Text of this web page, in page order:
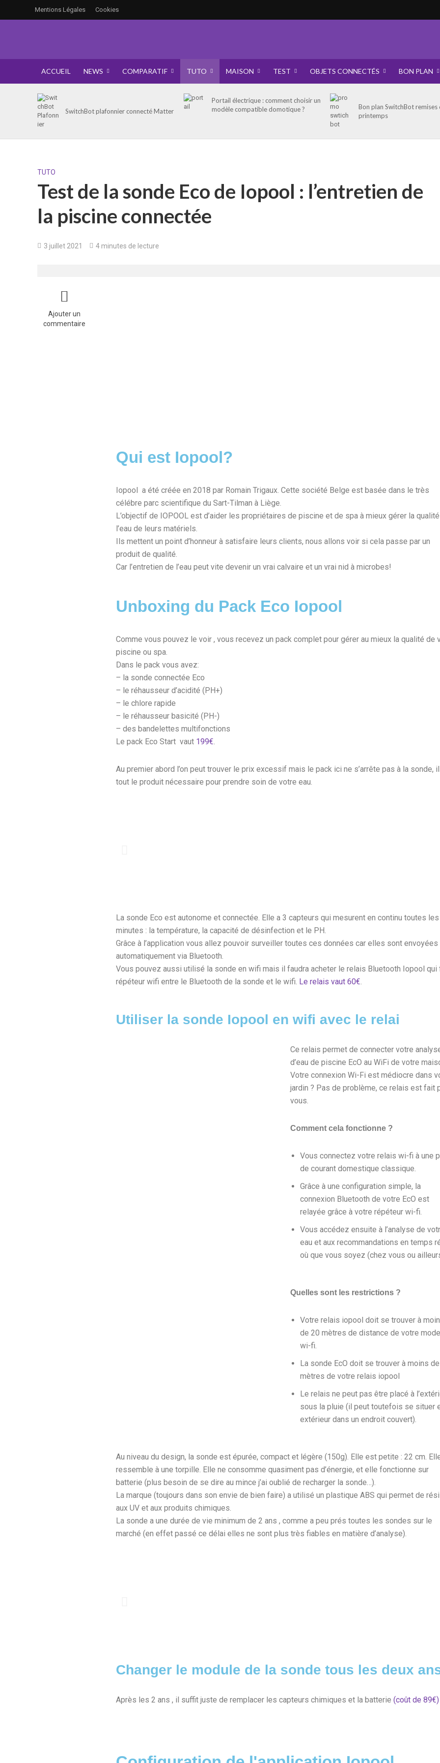
Mentions Légales Cookies
ACCUEIL NEWS COMPARATIF TUTO MAISON TEST OBJETS CONNECTÉS BON PLAN
SwitchBot plafonnier connecté Matter
Portail électrique : comment choisir un
modèle compatible domotique ?
Bon plan SwitchBot remises
printemps
TUTO
Test de la sonde Eco de Iopool : l’entretien de
la piscine connectée
3 juillet 2021 4 minutes de lecture
Ajouter un
commentaire
Qui est Iopool?
Iopool a été créée en 2018 par Romain Trigaux. Cette société Belge est basée dans le très
célébre parc scientifique du Sart-Tilman à Liège.
L’objectif de IOPOOL est d’aider les propriétaires de piscine et de spa à mieux gérer la
l’eau de leurs matériels.
Ils mettent un point d’honneur à satisfaire leurs clients, nous allons voir si cela passe par un
produit de qualité.
Car l’entretien de l’eau peut vite devenir un vrai calvaire et un vrai nid à microbes!
Unboxing du Pack Eco Iopool
Comme vous pouvez le voir , vous recevez un pack complet pour gérer au mieux la qualité de
piscine ou spa.
Dans le pack vous avez:
– la sonde connectée Eco
– le réhausseur d’acidité (PH+)
– le chlore rapide
– le réhausseur basicité (PH-)
– des bandelettes multifonctions
Le pack Eco Start vaut 199€
Au premier abord l’on peut trouver le prix excessif mais le pack ici ne s’arrête pas à la sonde,
tout le produit nécessaire pour prendre soin de votre eau.
La sonde Eco est autonome et connectée. Elle a 3 capteurs qui mesurent en continu toutes
minutes : la température, la capacité de désinfection et le PH.
Grâce à l’application vous allez pouvoir surveiller toutes ces données car elles sont envoyées
automatiquement via Bluetooth.
Vous pouvez aussi utilisé la sonde en wifi mais il faudra acheter le relais Bluetooth Iopool qui
répéteur wifi entre le Bluetooth de la sonde et le wifi. Le relais vaut 60€
Utiliser la sonde Iopool en wifi avec le relai
Ce relais permet de connecter votre
d’eau de piscine EcO au WiFi de votre
Votre connexion Wi-Fi est médiocre dans
jardin ? Pas de problème, ce relais est fait
vous.
Comment cela fonctionne ?
Vous connectez votre relais wi-fi à une
de courant domestique classique.
Grâce à une configuration simple, la
connexion Bluetooth de votre EcO est
relayée grâce à votre répéteur wi-fi.
Vous accédez ensuite à l’analyse de
eau et aux recommandations en temps
où que vous soyez (chez vous ou
Quelles sont les restrictions ?
Votre relais iopool doit se trouver à
de 20 mètres de distance de votre
wi-fi.
La sonde EcO doit se trouver à moins
mètres de votre relais iopool
Le relais ne peut pas être placé à
sous la pluie (il peut toutefois se situer
extérieur dans un endroit couvert).
Au niveau du design, la sonde est épurée, compact et légère (150g). Elle est petite : 22 cm.
ressemble à une torpille. Elle ne consomme quasiment pas d’énergie, et elle fonctionne sur
batterie (plus besoin de se dire au mince j’ai oublié de recharger la sonde…).
La marque (toujours dans son envie de bien faire) a utilisé un plastique ABS qui permet de
aux UV et aux produits chimiques.
La sonde a une durée de vie minimum de 2 ans , comme a peu prés toutes les sondes sur le
marché (en effet passé ce délai elles ne sont plus très fiables en matière d’analyse).
Changer le module de la sonde tous les deux
Après les 2 ans , il suffit juste de remplacer les capteurs chimiques et la batterie (coût de 89€)